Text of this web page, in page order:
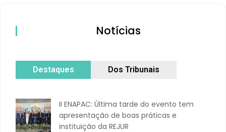
Notícias
Destaques Dos Tribunais
II ENAPAC: Última tarde do evento tem
apresentação de boas práticas e
instituição da REJUR